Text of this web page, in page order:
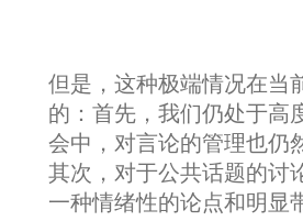
但是，这种极端情况在当
的：首先，我们仍处于高
会中，对言论的管理也仍
其次，对于公共话题的讨
一种情绪性的论点和明显